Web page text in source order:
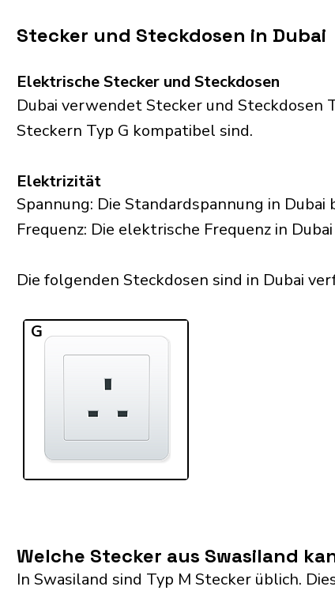
Stecker und Steckdosen in Dubai
Elektrische Stecker und Steckdosen
Dubai verwendet Stecker und Steckdosen
Steckern Typ G kompatibel sind.
Elektrizität
Spannung: Die Standardspannung in Dubai
Frequenz: Die elektrische Frequenz in
Die folgenden Steckdosen sind in Dubai
G
Welche Stecker aus Swasiland
In Swasiland sind Typ M Stecker üblich.